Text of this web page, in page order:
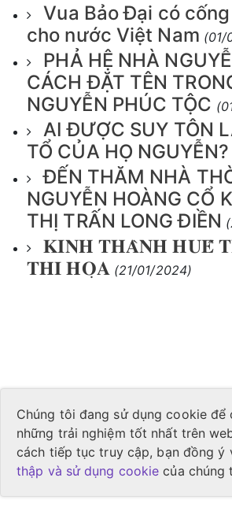
Vua Bảo Đại có
cho nước Việt Nam (01/
PHẢ HỆ NHÀ
CÁCH ĐẶT TÊN
NGUYỄN PHÚC TỘC
AI ĐƯỢC SUY TÔN
TỔ CỦA HỌ NGUYỄN?
ĐẾN THĂM NHÀ
NGUYỄN HOÀNG CỔ
THỊ TRẤN LONG ĐIỀN
𝐊𝐈𝐍𝐇 𝐓𝐇𝐀̀𝐍𝐇 𝐇𝐔𝐄̂́
𝐓𝐇𝐈 𝐇𝐎̣𝐀 (21/01/2024)
Chúng tôi đang sử dụng cookie để
những trải nghiệm tốt nhất trên
cách tiếp tục truy cập, bạn đồng ý
thập và sử dụng cookie của chúng